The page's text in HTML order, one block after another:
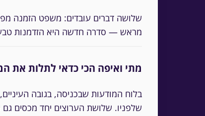
שלושה דברים עובדים: משפט הזמנה
מראש — סדרה חדשה היא הזדמנות
מתי ואיפה הכי כדאי לתלות את
בלוח המודעות שבכניסה, בגובה
שלפניו. שלושת הערוצים יחד מכסים